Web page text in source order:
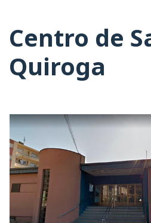
Centro de
Quiroga